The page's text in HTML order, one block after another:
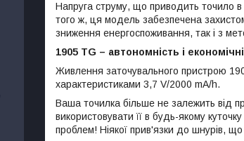
Напруга струму, що приводить точило
того ж, ця модель забезпечена
зниження енергоспоживання, так і з
1905 TG – автономність і
Живлення заточувального пристрою
характеристиками 3,7 V/2000 mA/h.
Ваша точилка більше не залежить від
використовувати її в будь-якому
проблем! Ніякої прив'язки до шнурів,